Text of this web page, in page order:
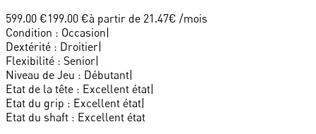
599.00 €199.00 €à partir de 21.47€ /mois
Condition : Occasion|
Dextérité : Droitier|
Flexibilité : Senior|
Niveau de Jeu : Débutant|
Etat de la tête : Excellent état|
Etat du grip : Excellent état|
Etat du shaft : Excellent état